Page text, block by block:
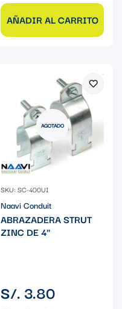
AÑADIR AL CARRITO
AGOTADO
SKU: SC-400UI
Naavi Conduit
ABRAZADERA STRUT
ZINC DE 4"
Precio
regular
S/. 3.80